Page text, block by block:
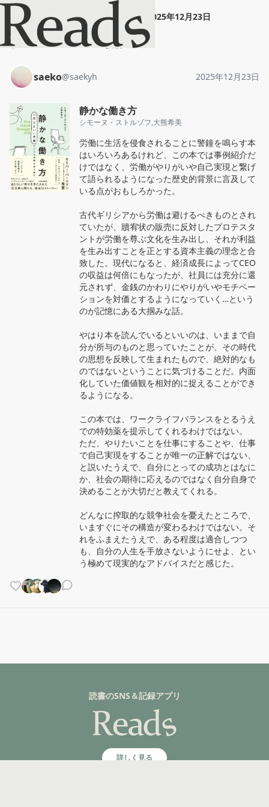
saeko" 静かな働き方" 2025年12月23日
ホーム saeko 投稿
saeko@saekyh 2025年12月23日
静かな働き方
シモーヌ・ストルゾフ,大熊希美
労働に生活を侵食されることに警鐘を鳴らす本
はいろいろあるけれど、この本では事例紹介だ
けではなく、労働がやりがいや自己実現と繋げ
て語られるようになった歴史的背景に言及して
いる点がおもしろかった。
古代ギリシアから労働は避けるべきものとされ
ていたが、贖宥状の販売に反対したプロテスタ
ントが労働を尊ぶ文化を生み出し、それが利益
を生み出すことを正とする資本主義の理念と合
致した。現代になると、経済成長によってCEO
の収益は何倍にもなったが、社員には充分に還
元されず、金銭のかわりにやりがいやモチベー
ションを対価とするようになっていく…という
のが記憶にある大掴みな話。
やはり本を読んでいるといいのは、いままで自
分が所与のものと思っていたことが、その時代
の思想を反映して生まれたもので、絶対的なも
のではないということに気づけることだ。内面
化していた価値観を相対的に捉えることができ
るようになる。
この本では、ワークライフバランスをとるうえ
での特効薬を提示してくれるわけではない。
ただ、やりたいことを仕事にすることや、仕事
で自己実現をすることが唯一の正解ではない、
と説いたうえで、自分にとっての成功とはなに
か、社会の期待に応えるのではなく自分自身で
決めることが大切だと教えてくれる。
どんなに搾取的な競争社会を憂えたところで、
いますぐにその構造が変わるわけではない。そ
れをふまえたうえで、ある程度は適合しつつ
も、自分の人生を手放さないようにせよ、とい
う極めて現実的なアドバイスだと感じた。
読書のSNS＆記録アプリ
詳しく見る